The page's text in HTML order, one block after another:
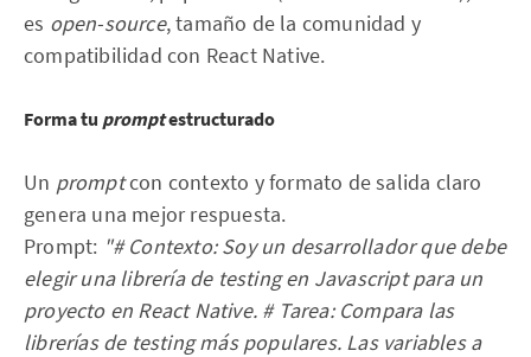
es open-source, tamaño de la comunidad y
compatibilidad con React Native.
Forma tu promptestructurado
Un promptcon contexto y formato de salida claro
genera una mejor respuesta.
Prompt: "# Contexto: Soy un desarrollador que debe
elegir una librería de testing en Javascript para un
proyecto en React Native. # Tarea: Compara las
librerías de testing más populares. Las variables a